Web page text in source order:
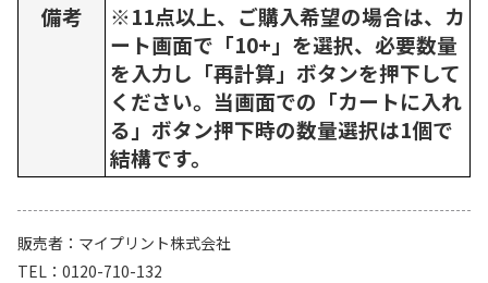
備考
※11点以上、ご購入希望の場合は、カ
ート画面で「10+」を選択、必要数量
を入力し「再計算」ボタンを押下して
ください。当画面での「カートに入れ
る」ボタン押下時の数量選択は1個で
結構です。
販売者
マイプリント株式会社
TEL
0120-710-132